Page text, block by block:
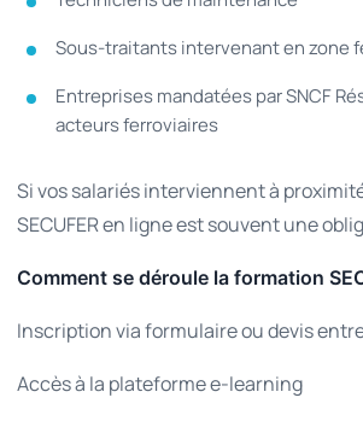
Sous-traitants intervenant en zone
Entreprises mandatées par SNCF
acteurs ferroviaires
Si vos salariés interviennent à
SECUFER en ligne est souvent une
Comment se déroule la formation
Inscription via formulaire ou devis
Accès à la plateforme e-learning